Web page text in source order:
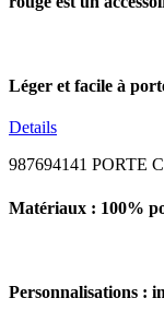
Léger et facile à
Details
987694141 PORTE
Matériaux : 100%
Personnalisations :